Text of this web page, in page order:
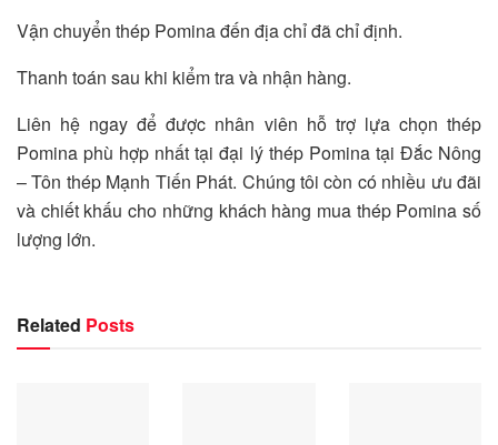
Vận chuyển thép Pomina đến địa chỉ đã chỉ định.
Thanh toán sau khi kiểm tra và nhận hàng.
Liên hệ ngay để được nhân viên hỗ trợ lựa chọn thép
Pomina phù hợp nhất tại đại lý thép Pomina tại Đắc Nông
– Tôn thép Mạnh Tiến Phát. Chúng tôi còn có nhiều ưu đãi
và chiết khấu cho những khách hàng mua thép Pomina số
lượng lớn.
Related Posts